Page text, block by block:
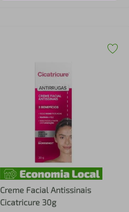
Creme Facial Antissinais
Cicatricure 30g